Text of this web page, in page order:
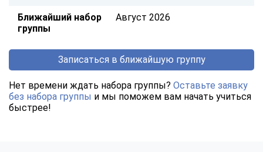
Ближайший набор
группы
Август 2026
Записаться в ближайшую группу
Нет времени ждать набора группы? Оставьте заявку
без набора группы и мы поможем вам начать учиться
быстрее!